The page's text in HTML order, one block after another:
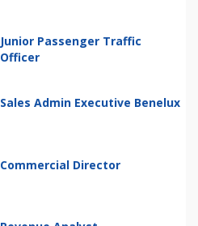
Junior Passenger Traffic
Officer
Sales Admin Executive Benelux
Commercial Director